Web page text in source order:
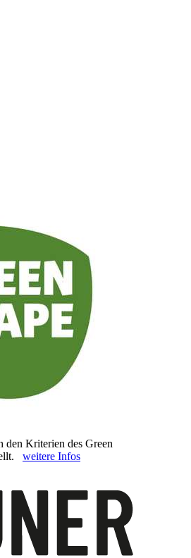
den Kriterien des Green
weitere Infos